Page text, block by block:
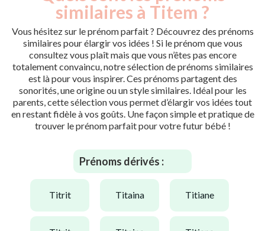
similaires à Titem ?
Vous hésitez sur le prénom parfait ? Découvrez des prénoms
similaires pour élargir vos idées ! Si le prénom que vous
consultez vous plaît mais que vous n’êtes pas encore
totalement convaincu, notre sélection de prénoms similaires
est là pour vous inspirer. Ces prénoms partagent des
sonorités, une origine ou un style similaires. Idéal pour les
parents, cette sélection vous permet d’élargir vos idées tout
en restant fidèle à vos goûts. Une façon simple et pratique de
trouver le prénom parfait pour votre futur bébé !
Prénoms dérivés :
titrit titaina titiane